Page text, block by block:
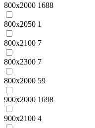
800x2000 1688
800x2050 1
800x2100 7
800x2300 7
800х2000 59
900x2000 1698
900x2100 4